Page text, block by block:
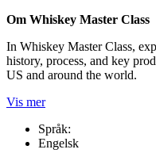
Om Whiskey Master Class
In Whiskey Master Class,
history, process, and key
US and around the world.
Vis mer
Språk:
Engelsk